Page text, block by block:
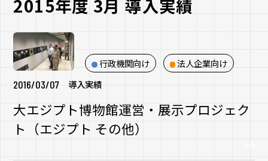
2015年度 3月 導入実績
行政機関向け 法人企業向け
2016/03/07 導入実績
大エジプト博物館運営・展示プロジェク
ト（エジプト その他）